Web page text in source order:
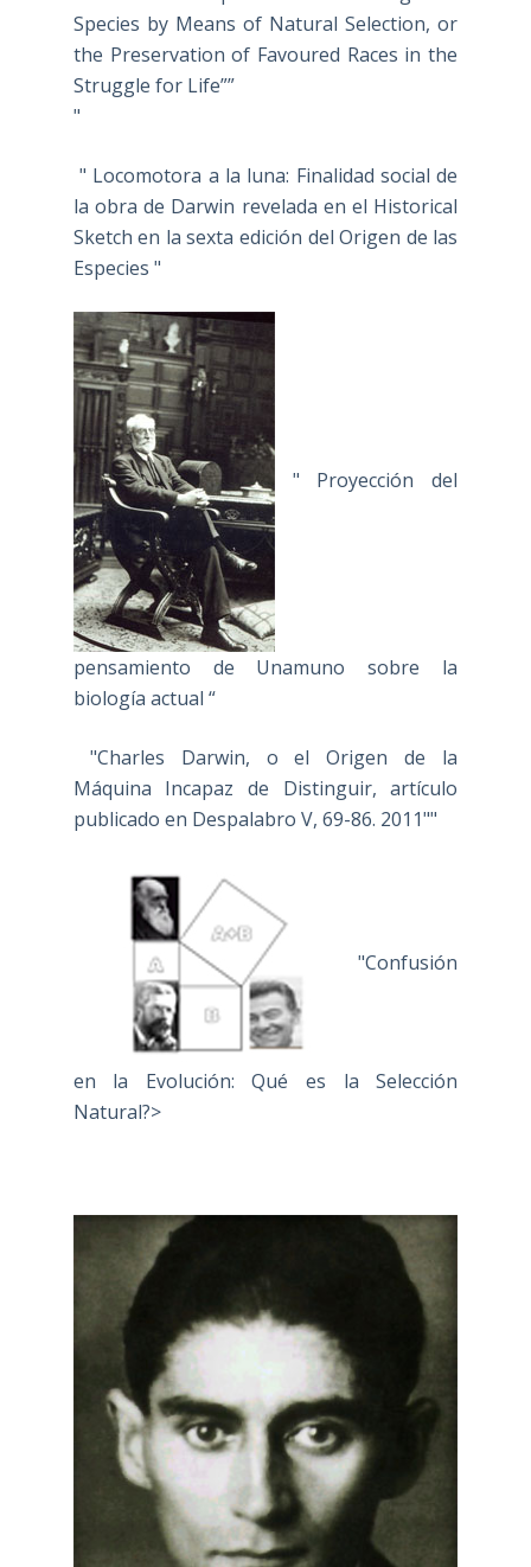
Species by Means of Natural Selection, or
the Preservation of Favoured Races in the
Struggle for Life””
"
" Locomotora a la luna: Finalidad social de
la obra de Darwin revelada en el Historical
Sketch en la sexta edición del Origen de las
Especies "
" Proyección del
pensamiento de Unamuno sobre la
biología actual “
"Charles Darwin, o el Origen de la
Máquina Incapaz de Distinguir, artículo
publicado en Despalabro V, 69-86. 2011""
"Confusión
en la Evolución: Qué es la Selección
Natural?>